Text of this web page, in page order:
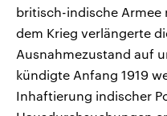
britisch-indische Armee
dem Krieg verlängerte
Ausnahmezustand auf
kündigte Anfang 1919
Inhaftierung indischer